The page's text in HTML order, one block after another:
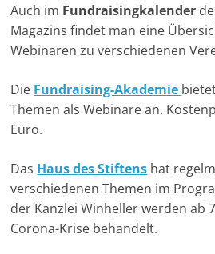
Auch im Fundraisingkalender
Magazins findet man eine
Webinaren zu verschiedenen
Die Fundraising-Akademie
Themen als Webinare an.
Euro.
Das Haus des Stiftens hat
verschiedenen Themen im
der Kanzlei Winheller werden ab
Corona-Krise behandelt.